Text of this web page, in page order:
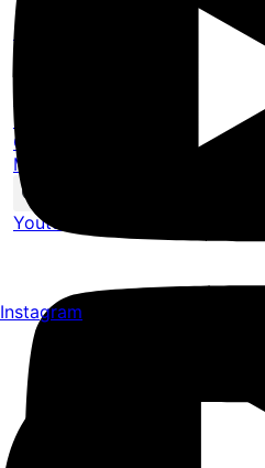
Instagram
Podcast
Pro firmy
O nás
Masterclass
Youtube